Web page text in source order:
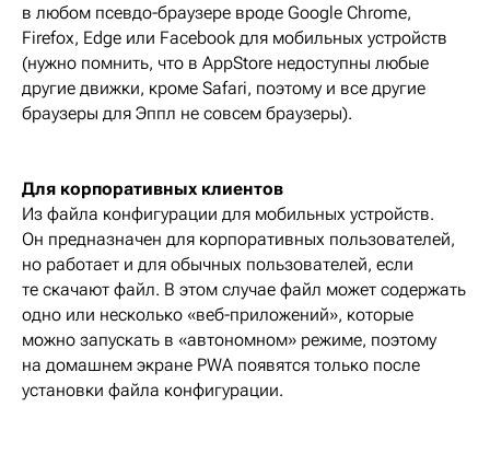
в любом псевдо-браузере вроде Google Chrome,
Firefox, Edge или Facebook для мобильных устройств
(нужно помнить, что в AppStore недоступны любые
другие движки, кроме Safari, поэтому и все другие
браузеры для Эппл не совсем браузеры).
Для корпоративных клиентов
Из файла конфигурации для мобильных устройств.
Он предназначен для корпоративных пользователей,
но работает и для обычных пользователей, если
те скачают файл. В этом случае файл может содержать
одно или несколько «веб-приложений», которые
можно запускать в «автономном» режиме, поэтому
на домашнем экране PWA появятся только после
установки файла конфигурации.